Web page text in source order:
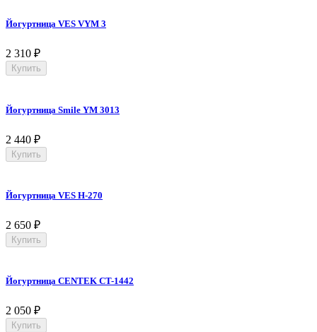
Йогуртница VES VYM 3
2 310 ₽
Купить
Йогуртница Smile YM 3013
2 440 ₽
Купить
Йогуртница VES H-270
2 650 ₽
Купить
Йогуртница CENTEK CT-1442
2 050 ₽
Купить